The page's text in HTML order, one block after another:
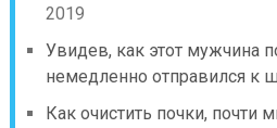
2019
Увидев, как этот мужчина
немедленно отправился к
Как очистить почки,